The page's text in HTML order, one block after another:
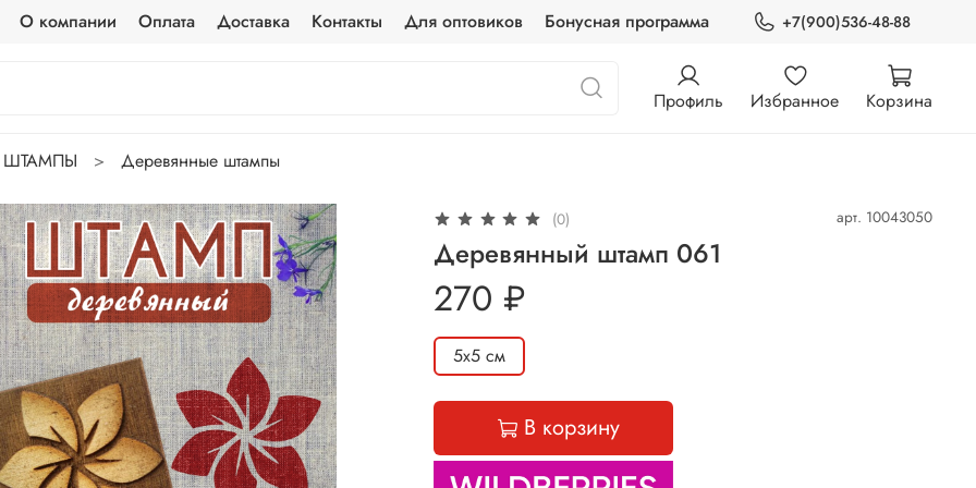
О компании Оплата Доставка Контакты Для оптовиков Бонусная программа +7(900)536-48-88
Профиль Избранное Корзина
ШТАМПЫ Деревянные штампы
(0) арт. 10043050
Деревянный штамп 061
270 ₽
5х5 см
В корзину